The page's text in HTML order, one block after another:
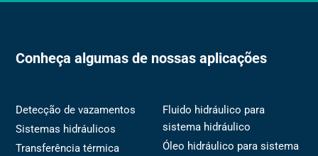
Conheça algumas de nossas aplicações
Detecção de vazamentos
Sistemas hidráulicos
Transferência térmica
Fluido hidráulico para
sistema hidráulico
Óleo hidráulico para sistema